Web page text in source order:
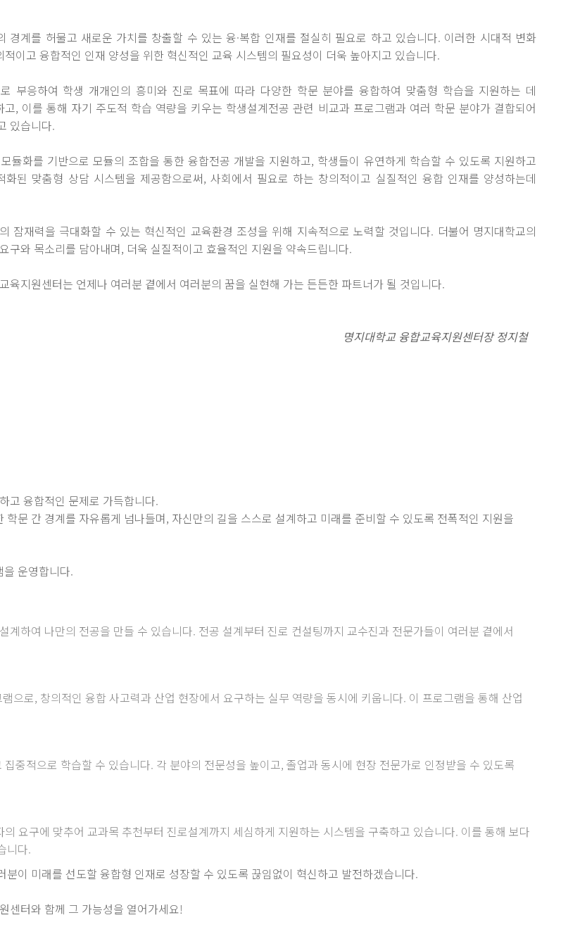
계를 허물고 새로운 가치를 창출할 수 있는 융·복합 인재를 절실히 필요로 하고 있습니다. 이러한 시대적 변화
이고 융합적인 인재 양성을 위한 혁신적인 교육 시스템의 필요성이 더욱 높아지고 있습니다.
부응하여 학생 개개인의 흥미와 진로 목표에 따라 다양한 학문 분야를 융합하여 맞춤형 학습을 지원하는 데
, 이를 통해 자기 주도적 학습 역량을 키우는 학생설계전공 관련 비교과 프로그램과 여러 학문 분야가 결합되어
있습니다.
듈화를 기반으로 모듈의 조합을 통한 융합전공 개발을 지원하고, 학생들이 유연하게 학습할 수 있도록 지원하고
된 맞춤형 상담 시스템을 제공함으로써, 사회에서 필요로 하는 창의적이고 실질적인 융합 인재를 양성하는데
잠재력을 극대화할 수 있는 혁신적인 교육환경 조성을 위해 지속적으로 노력할 것입니다. 더불어 명지대학교의
와 목소리를 담아내며, 더욱 실질적이고 효율적인 지원을 약속드립니다.
지원센터는 언제나 여러분 곁에서 여러분의 꿈을 실현해 가는 든든한 파트너가 될 것입니다.
명지대학교 융합교육지원센터장 정지철
고 융합적인 문제로 가득합니다.
문 간 경계를 자유롭게 넘나들며, 자신만의 길을 스스로 설계하고 미래를 준비할 수 있도록 전폭적인 지원을
운영합니다.
하여 나만의 전공을 만들 수 있습니다. 전공 설계부터 진로 컨설팅까지 교수진과 전문가들이 여러분 곁에서
으로, 창의적인 융합 사고력과 산업 현장에서 요구하는 실무 역량을 동시에 키웁니다. 이 프로그램을 통해 산업
중적으로 학습할 수 있습니다. 각 분야의 전문성을 높이고, 졸업과 동시에 현장 전문가로 인정받을 수 있도록
요구에 맞추어 교과목 추천부터 진로설계까지 세심하게 지원하는 시스템을 구축하고 있습니다. 이를 통해 보다
니다.
이 미래를 선도할 융합형 인재로 성장할 수 있도록 끊임없이 혁신하고 발전하겠습니다.
센터와 함께 그 가능성을 열어가세요!